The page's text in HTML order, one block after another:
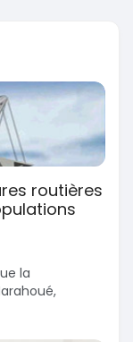
routières
la